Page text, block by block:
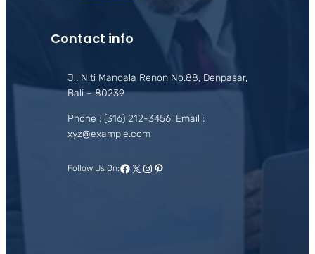
Contact info
Jl. Niti Mandala Renon No.88, Denpasar,
Bali – 80239
Phone : (316) 212-3456, Email :
xyz@example.com
Follow Us On:Facebook
X Instagram
Pinterest